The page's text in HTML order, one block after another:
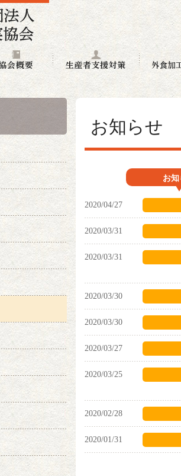
お知らせ
お
2020/04/27
2020/03/31
2020/03/31
2020/03/30
2020/03/30
2020/03/27
2020/03/25
2020/02/28
2020/01/31